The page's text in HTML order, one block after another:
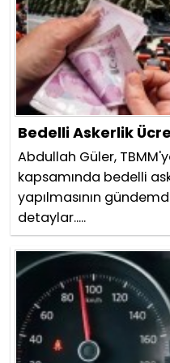
Bedelli Askerlik
Abdullah Güler,
kapsamında bedelli
yapılmasının
detaylar.....